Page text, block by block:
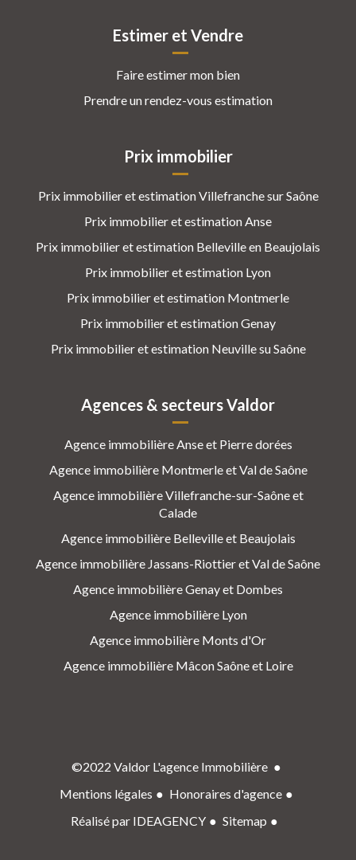
Estimer et Vendre
Faire estimer mon bien
Prendre un rendez-vous estimation
Prix immobilier
Prix immobilier et estimation Villefranche sur Saône
Prix immobilier et estimation Anse
Prix immobilier et estimation Belleville en Beaujolais
Prix immobilier et estimation Lyon
Prix immobilier et estimation Montmerle
Prix immobilier et estimation Genay
Prix immobilier et estimation Neuville su Saône
Agences & secteurs Valdor
Agence immobilière Anse et Pierre dorées
Agence immobilière Montmerle et Val de Saône
Agence immobilière Villefranche-sur-Saône et
Calade
Agence immobilière Belleville et Beaujolais
Agence immobilière Jassans-Riottier et Val de Saône
Agence immobilière Genay et Dombes
Agence immobilière Lyon
Agence immobilière Monts d'Or
Agence immobilière Mâcon Saône et Loire
©2022 Valdor L'agence Immobilière
Mentions légales
Honoraires d'agence
Réalisé par IDEAGENCY
Sitemap